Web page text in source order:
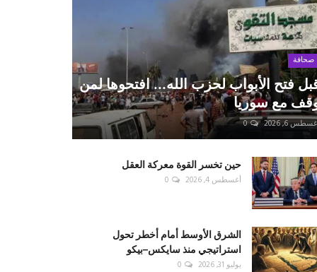
صحافة
فتح الأبواب لحزب الله... افتحوها لمن
مع سوريا
6, 2026
0
حين تخسر القوة معركة العقل
أغسطس 4, 2026 0
الشرق الأوسط أمام أخطر تحول
استراتيجي منذ سايكس–بيكو
يوليو 31, 2026 0